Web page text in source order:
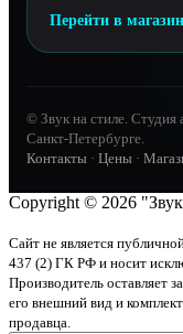
Перейти в
© Звук на стиле. Студия
Санкт-Петербурге.
Контакты · Цены ·
Copyright © 2026
Сайт не является
437 (2) ГК РФ и носит
Производитель оставляет
его внешний вид и
продавца.